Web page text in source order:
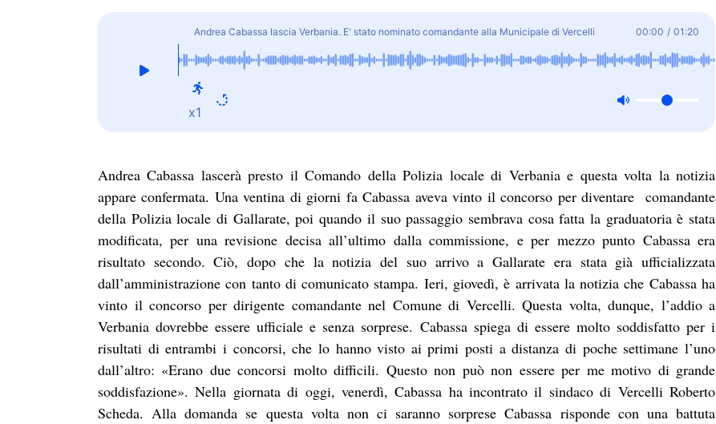
Andrea Cabassa lascia Verbania. E' stato nominato comandante alla Municipale di Vercelli 00:00 / 01:20
x1
Andrea Cabassa lascerà presto il Comando della Polizia locale di Verbania e questa volta la notizia
appare confermata. Una ventina di giorni fa Cabassa aveva vinto il concorso per diventare comandante
della Polizia locale di Gallarate, poi quando il suo passaggio sembrava cosa fatta la graduatoria è stata
modificata, per una revisione decisa all’ultimo dalla commissione, e per mezzo punto Cabassa era
risultato secondo. Ciò, dopo che la notizia del suo arrivo a Gallarate era stata già ufficializzata
dall’amministrazione con tanto di comunicato stampa. Ieri, giovedì, è arrivata la notizia che Cabassa ha
vinto il concorso per dirigente comandante nel Comune di Vercelli. Questa volta, dunque, l’addio a
Verbania dovrebbe essere ufficiale e senza sorprese. Cabassa spiega di essere molto soddisfatto per i
risultati di entrambi i concorsi, che lo hanno visto ai primi posti a distanza di poche settimane l’uno
dall’altro: «Erano due concorsi molto difficili. Questo non può non essere per me motivo di grande
soddisfazione». Nella giornata di oggi, venerdì, Cabassa ha incontrato il sindaco di Vercelli Roberto
Scheda. Alla domanda se questa volta non ci saranno sorprese Cabassa risponde con una battuta